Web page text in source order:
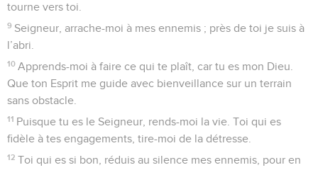
tourne vers toi.
9 Seigneur, arrache-moi à mes ennemis ; près de toi je suis à
l’abri.
10 Apprends-moi à faire ce qui te plaît, car tu es mon Dieu.
Que ton Esprit me guide avec bienveillance sur un terrain
sans obstacle.
11 Puisque tu es le Seigneur, rends-moi la vie. Toi qui es
fidèle à tes engagements, tire-moi de la détresse.
12 Toi qui es si bon, réduis au silence mes ennemis, pour en